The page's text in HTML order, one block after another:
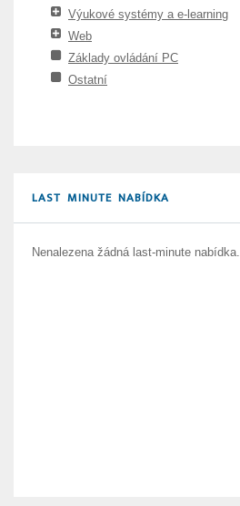
Výukové systémy a e-learning
Web
Základy ovládání PC
Ostatní
LAST MINUTE NABÍDKA
Nenalezena žádná last-minute nabídka.